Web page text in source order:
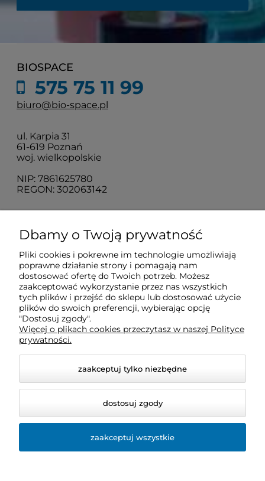
BIOSPACE
575 75 11 99
biuro@bio-space.pl
ul. Karpia 31
61-619 Poznań
woj. wielkopolskie
NIP: 7861625780
REGON: 302063142
O nas
Obsługa klienta
Pomoc
Moje konto
© 2026 sklep.bio-space.pl. Wszelkie prawa zastrzeżone.
Dbamy o Twoją prywatność
Pliki cookies i pokrewne im technologie umożliwiają
poprawne działanie strony i pomagają nam
dostosować ofertę do Twoich potrzeb. Możesz
zaakceptować wykorzystanie przez nas wszystkich
tych plików i przejść do sklepu lub dostosować użycie
plików do swoich preferencji, wybierając opcję
"Dostosuj zgody".
Więcej o plikach cookies przeczytasz w naszej Polityce
prywatności.
zaakceptuj tylko niezbędne
dostosuj zgody
zaakceptuj wszystkie